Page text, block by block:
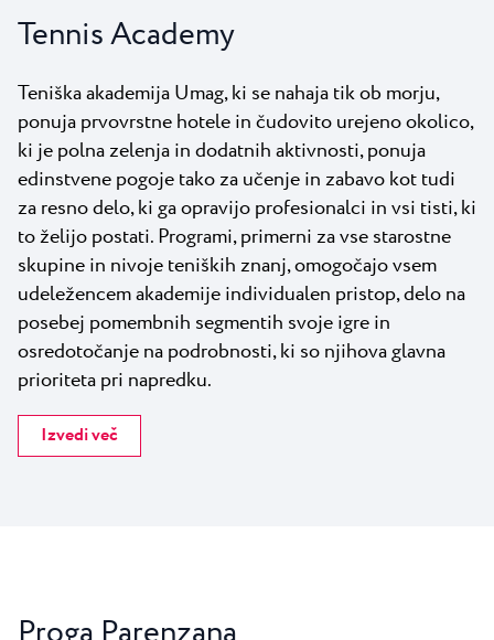
Tennis Academy
Teniška akademija Umag, ki se nahaja tik ob morju,
ponuja prvovrstne hotele in čudovito urejeno okolico,
ki je polna zelenja in dodatnih aktivnosti, ponuja
edinstvene pogoje tako za učenje in zabavo kot tudi
za resno delo, ki ga opravijo profesionalci in vsi tisti, ki
to želijo postati. Programi, primerni za vse starostne
skupine in nivoje teniških znanj, omogočajo vsem
udeležencem akademije individualen pristop, delo na
posebej pomembnih segmentih svoje igre in
osredotočanje na podrobnosti, ki so njihova glavna
prioriteta pri napredku.
Izvedi več